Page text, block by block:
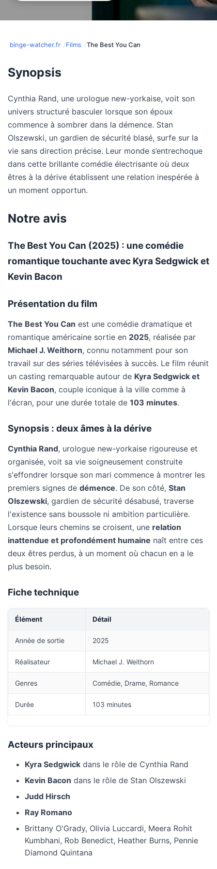
binge-watcher.fr Films The Best You Can
Synopsis
Cynthia Rand, une urologue new-yorkaise, voit son
univers structuré basculer lorsque son époux
commence à sombrer dans la démence. Stan
Olszewski, un gardien de sécurité blasé, surfe sur la
vie sans direction précise. Leur monde s’entrechoque
dans cette brillante comédie électrisante où deux
êtres à la dérive établissent une relation inespérée à
un moment opportun.
Notre avis
The Best You Can (2025) : une comédie
romantique touchante avec Kyra Sedgwick et
Kevin Bacon
Présentation du film
The Best You Can est une comédie dramatique et
romantique américaine sortie en 2025, réalisée par
Michael J. Weithorn, connu notamment pour son
travail sur des séries télévisées à succès. Le film réunit
un casting remarquable autour de Kyra Sedgwick et
Kevin Bacon, couple iconique à la ville comme à
l'écran, pour une durée totale de 103 minutes.
Synopsis : deux âmes à la dérive
Cynthia Rand, urologue new-yorkaise rigoureuse et
organisée, voit sa vie soigneusement construite
s'effondrer lorsque son mari commence à montrer les
premiers signes de démence. De son côté, Stan
Olszewski, gardien de sécurité désabusé, traverse
l'existence sans boussole ni ambition particulière.
Lorsque leurs chemins se croisent, une relation
inattendue et profondément humaine naît entre ces
deux êtres perdus, à un moment où chacun en a le
plus besoin.
Fiche technique
Élément Détail
Année de sortie 2025
Réalisateur Michael J. Weithorn
Genres Comédie, Drame, Romance
Durée 103 minutes
Acteurs principaux
Kyra Sedgwick dans le rôle de Cynthia Rand
Kevin Bacon dans le rôle de Stan Olszewski
Judd Hirsch
Ray Romano
Brittany O'Grady, Olivia Luccardi, Meera Rohit
Kumbhani, Rob Benedict, Heather Burns, Pennie
Diamond Quintana